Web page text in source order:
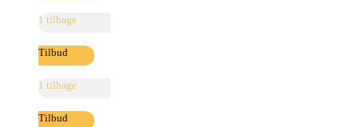
1 tilbage
Tilbud
1 tilbage
Tilbud